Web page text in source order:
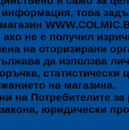
това
не е получил
на оторизирани
да използва
статистически
на магазина.
на Потребителите за
юридически